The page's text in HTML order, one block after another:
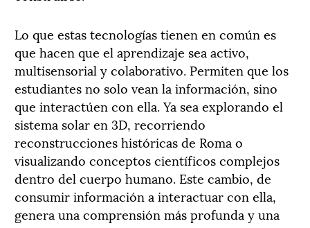
Lo que estas tecnologías tienen en común es
que hacen que el aprendizaje sea activo,
multisensorial y colaborativo. Permiten que los
estudiantes no solo vean la información, sino
que interactúen con ella. Ya sea explorando el
sistema solar en 3D, recorriendo
reconstrucciones históricas de Roma o
visualizando conceptos científicos complejos
dentro del cuerpo humano. Este cambio, de
consumir información a interactuar con ella,
genera una comprensión más profunda y una